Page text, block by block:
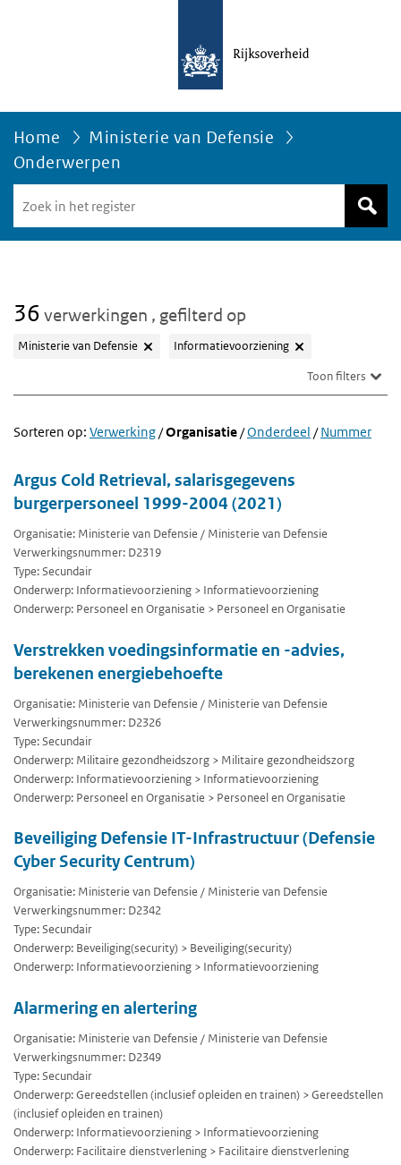
Home
Ministerie van Defensie
Onderwerpen
in
het
36 verwerkingen , gefilterd op
Ministerie van Defensie
Informatievoorziening
Toon filters
Sorteren op: Verwerking/Organisatie/Onderdeel /Nummer
Argus Cold Retrieval, salarisgegevens
burgerpersoneel 1999-2004 (2021)
Organisatie: Ministerie van Defensie / Ministerie van Defensie
Verwerkingsnummer: D2319
Type: Secundair
Onderwerp: Informatievoorziening > Informatievoorziening
Onderwerp: Personeel en Organisatie > Personeel en Organisatie
Verstrekken voedingsinformatie en -advies,
berekenen energiebehoefte
Organisatie: Ministerie van Defensie / Ministerie van Defensie
Verwerkingsnummer: D2326
Type: Secundair
Onderwerp: Militaire gezondheidszorg > Militaire gezondheidszorg
Onderwerp: Informatievoorziening > Informatievoorziening
Onderwerp: Personeel en Organisatie > Personeel en Organisatie
Beveiliging Defensie IT-Infrastructuur (Defensie
Cyber Security Centrum)
Organisatie: Ministerie van Defensie / Ministerie van Defensie
Verwerkingsnummer: D2342
Type: Secundair
Onderwerp: Beveiliging(security) > Beveiliging(security)
Onderwerp: Informatievoorziening > Informatievoorziening
Alarmering en alertering
Organisatie: Ministerie van Defensie / Ministerie van Defensie
Verwerkingsnummer: D2349
Type: Secundair
Onderwerp: Gereedstellen (inclusief opleiden en trainen) > Gereedstellen
(inclusief opleiden en trainen)
Onderwerp: Informatievoorziening > Informatievoorziening
Onderwerp: Facilitaire dienstverlening > Facilitaire dienstverlening